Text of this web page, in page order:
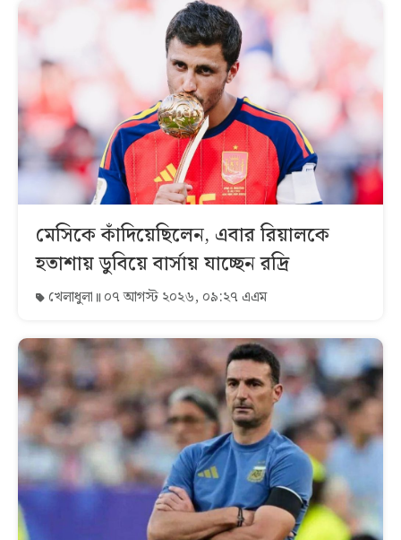
মেসিকে কাঁদিয়েছিলেন, এবার রিয়ালকে
হতাশায় ডুবিয়ে বার্সায় যাচ্ছেন রদ্রি
খেলাধুলা ০৭ আগস্ট ২০২৬, ০৯:২৭ এএম